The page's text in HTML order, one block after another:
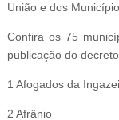
União e dos
Confira os 75
publicação do
1 Afogados da
2 Afrânio